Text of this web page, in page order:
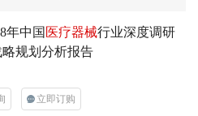
年中国 医疗器械行业深度调研
规划分析报告
立即订购